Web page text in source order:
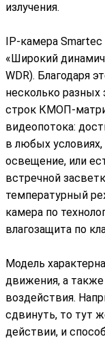
излучения.
IP-камера
«Широкий
WDR). Благодаря
несколько разных
строк КМОП-
видеопотока:
в любых
освещение, или
встречной
температурный
камера по
влагозащита по
Модель
движения, а
воздействия.
сдвинуть, то тут
действии, и